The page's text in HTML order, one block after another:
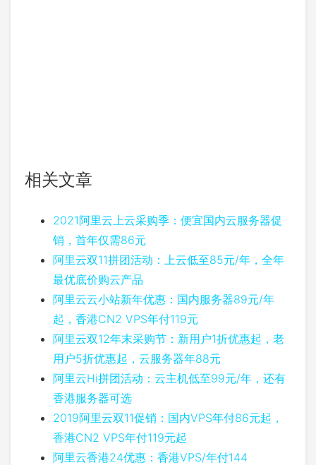
相关文章
2021阿里云上云采购季：便宜国内云服务器促
销，首年仅需86元
阿里云双11拼团活动：上云低至85元/年，全年
最优底价购云产品
阿里云云小站新年优惠：国内服务器89元/年
起，香港CN2 VPS年付119元
阿里云双12年末采购节：新用户1折优惠起，老
用户5折优惠起，云服务器年88元
阿里云Hi拼团活动：云主机低至99元/年，还有
香港服务器可选
2019阿里云双11促销：国内VPS年付86元起，
香港CN2 VPS年付119元起
阿里云香港24优惠：香港VPS/年付144